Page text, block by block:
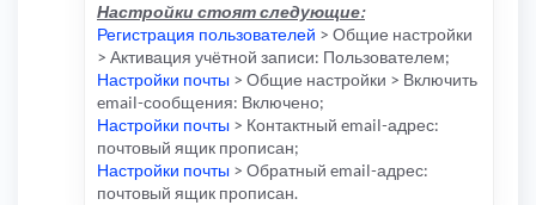
Настройки стоят следующие:
Регистрация пользователей > Общие настройки
> Активация учётной записи: Пользователем;
Настройки почты > Общие настройки > Включить
email-сообщения: Включено;
Настройки почты > Контактный email-адрес:
почтовый ящик прописан;
Настройки почты > Обратный email-адрес:
почтовый ящик прописан.